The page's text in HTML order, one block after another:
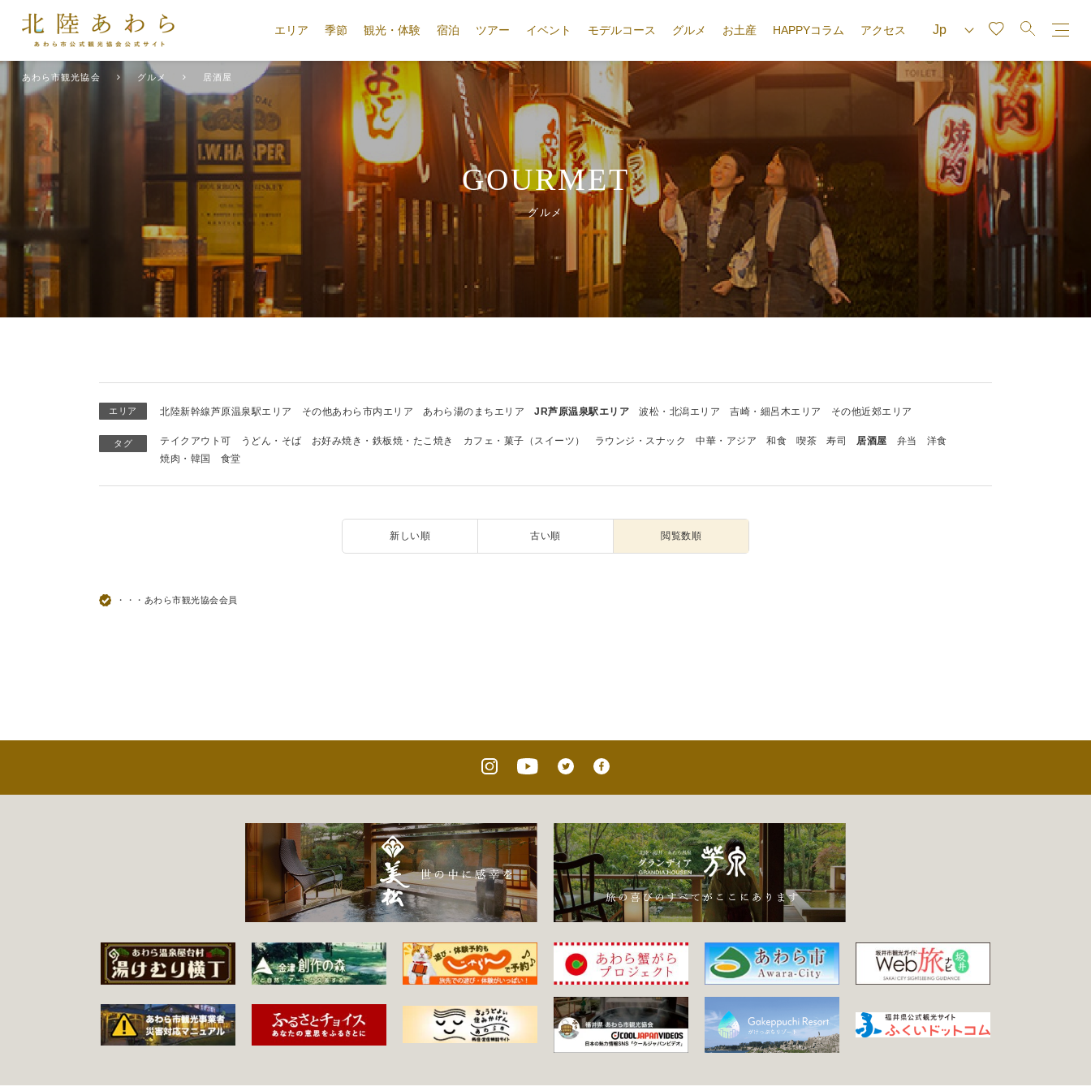
エリア 季節 観光・体験 宿泊 ツアー イベント モデルコース グルメ お土産 HAPPYコラム アクセス
あわら市観光協会 グルメ 居酒屋
GOURMET
グルメ
エリア 北陸新幹線芦原温泉駅エリア その他あわら市内エリア あわら湯のまちエリア JR芦原温泉駅エリア 波松・北潟エリア 吉崎・細呂木エリア その他近郊エリア
タグ テイクアウト可 うどん・そば お好み焼き・鉄板焼・たこ焼き カフェ・菓子（スイーツ） ラウンジ・スナック 中華・アジア 和食 喫茶 寿司 居酒屋 弁当
洋食
焼肉・韓国
食堂
新しい順 古い順 閲覧数順
・・・あわら市観光協会会員